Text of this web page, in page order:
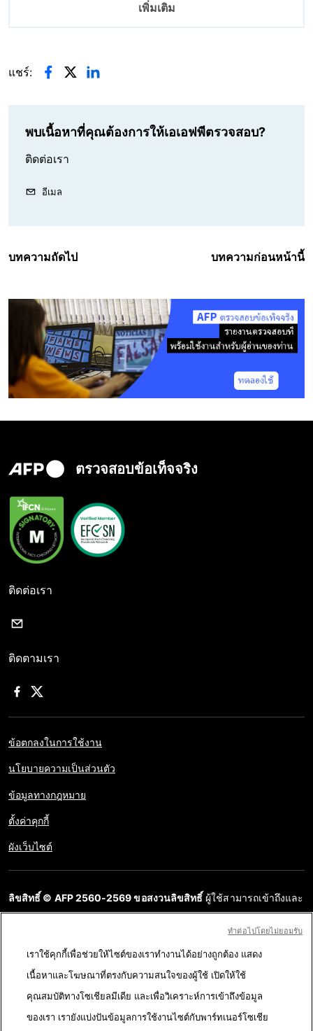
เพิ่มเติม
แชร์:
พบเนื้อหาที่คุณต้องการให้เอเอฟพีตรวจสอบ?
ติดต่อเรา
อีเมล
บทความถัดไป บทความก่อนหน้านี้
ตรวจสอบข้อเท็จจริง
ติดต่อเรา
ติดตามเรา
ข้อตกลงในการใช้งาน
นโยบายความเป็นส่วนตัว
ข้อมูลทางกฎหมาย
ตั้งค่าคุกกี้
ผังเว็บไซต์
ลิขสิทธิ์ © AFP 2560-2569 ขอสงวนลิขสิทธิ์ ผู้ใช้สามารถเข้าถึงและ
นำเนื้อหาบนเว็บไซต์ของ AFP ไปเผยแพร่ต่อโดยไม่ได้รับอนุญาตก่อน
ในวัตถุประสงค์อื่น โดยเฉพาะการนำไปผลิตซ้ำ การใช้เพื่อสื่อสารกับ
สาธารณะ หรือการเผยแพร่เนื้อหาบนเว็บไซต์ ทั้งในบางส่วนหรือ
ทั้งหมด โดย AFP ไม่ได้รับสิทธิ์ใดๆ จากเจ้าของลิขสิทธิ์สำหรับเนื้อหา
เราใช้คุกกี้เพื่อช่วยให้ไซต์ของเราทำงานได้อย่างถูกต้อง แสดง
เนื้อหาและโฆษณาที่ตรงกับความสนใจของผู้ใช้ เปิดให้ใช้
คุณสมบัติทางโซเชียลมีเดีย และเพื่อวิเคราะห์การเข้าถึงข้อมูล
ของเรา เรายังแบ่งปันข้อมูลการใช้งานไซต์กับพาร์ทเนอร์โซเชีย
ทําต่อไปโดยไม่ยอมรับ